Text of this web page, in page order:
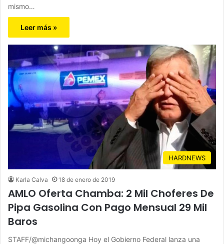
mismo…
Leer más »
HARDNEWS
Karla Calva 18 de enero de 2019
AMLO Oferta Chamba: 2 Mil Choferes De
Pipa Gasolina Con Pago Mensual 29 Mil
Baros
STAFF/@michangoonga Hoy el Gobierno Federal lanza una